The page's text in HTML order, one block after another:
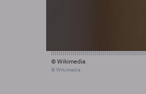
© Wikimedia
© Wikimedia